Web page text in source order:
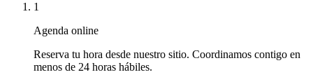
1
Agenda online
Reserva tu hora desde nuestro sitio. Coordinamos contigo en
menos de 24 horas hábiles.